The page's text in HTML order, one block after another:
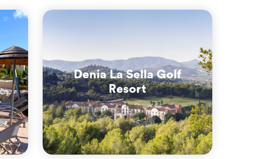
Denia La Sella Golf
Resort